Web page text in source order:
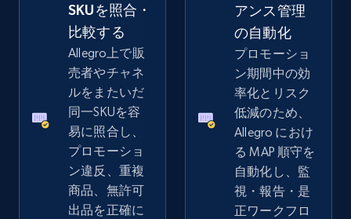
URL, Product id, Title, Seller name, Seller rating,
Seller reviews, Breadcrumbs, Root category, and
more.
2.5K+ 359+ 今すぐ始める
eBay - Collect records by category
URL, Product id, Title, Seller name, Seller rating,
Seller reviews, Breadcrumbs, Root category, and
SKUを照合・
比較する
Allegro上で販
売者やチャネ
ルをまたいだ
同一SKUを容
易に照合し、
プロモーショ
ン違反、重複
商品、無許可
出品を正確に
アンス管理
の自動化
プロモーショ
ン期間中の効
率化とリスク
低減のため、
Allegro におけ
る MAP 順守を
自動化し、監
視・報告・是
正ワークフロ